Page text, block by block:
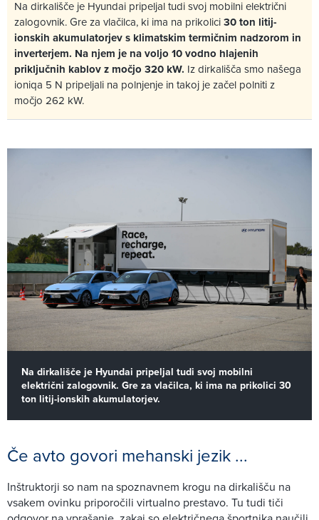
Na dirkališče je Hyundai pripeljal tudi svoj mobilni električni
zalogovnik. Gre za vlačilca, ki ima na prikolici30 ton litij-
ionskih akumulatorjev s klimatskim termičnim nadzorom in
inverterjem. Na njem je na voljo 10 vodno hlajenih
priključnih kablov z močjo 320 kW. Iz dirkališča smo našega
ioniqa 5 N pripeljali na polnjenje in takoj je začel polniti z
močjo 262 kW.
Na dirkališče je Hyundai pripeljal tudi svoj mobilni
električni zalogovnik. Gre za vlačilca, ki ima na prikolici 30
ton litij-ionskih akumulatorjev.
Če avto govori mehanski jezik ...
Inštruktorji so nam na spoznavnem krogu na dirkališču na
vsakem ovinku priporočili virtualno prestavo. Tu tudi tiči